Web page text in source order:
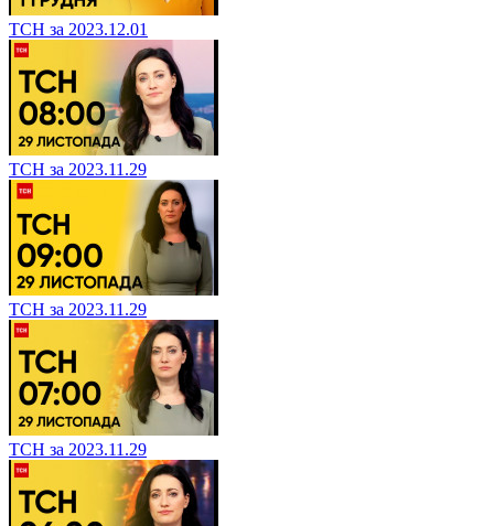
ТСН за 2023.12.01
ТСН за 2023.11.29
ТСН за 2023.11.29